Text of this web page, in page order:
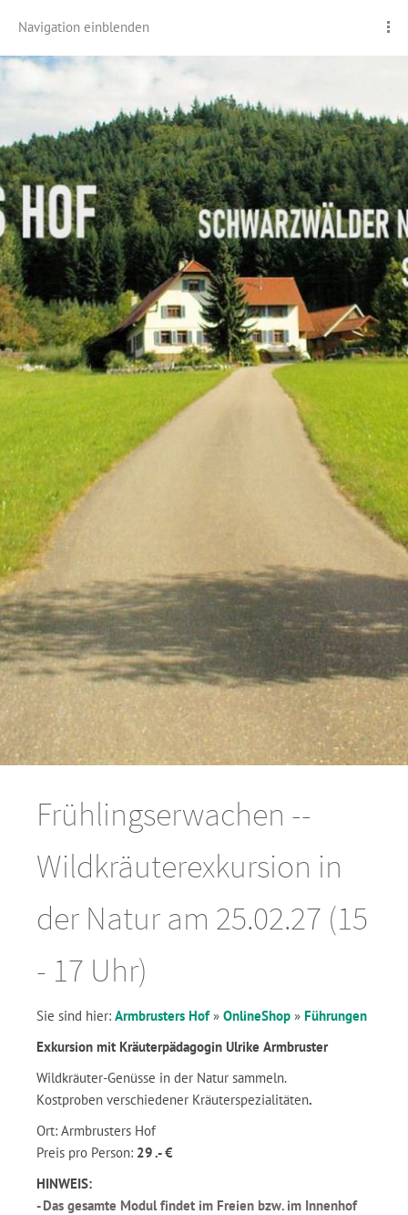
Navigation einblenden
Frühlingserwachen --
Wildkräuterexkursion in
der Natur am 25.02.27 (15
- 17 Uhr)
Sie sind hier: Armbrusters Hof» OnlineShop » Führungen
Exkursion mit Kräuterpädagogin Ulrike Armbruster
Wildkräuter-Genüsse in der Natur sammeln.
Kostproben verschiedener Kräuterspezialitäten.
Ort: Armbrusters Hof
Preis pro Person: 29 .- €
HINWEIS:
- Das gesamte Modul findet im Freien bzw. im Innenhof